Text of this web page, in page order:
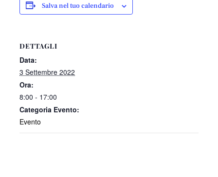
Salva nel tuo calendario
DETTAGLI
Data:
3 Settembre 2022
Ora:
8:00 - 17:00
Categoria Evento:
Evento